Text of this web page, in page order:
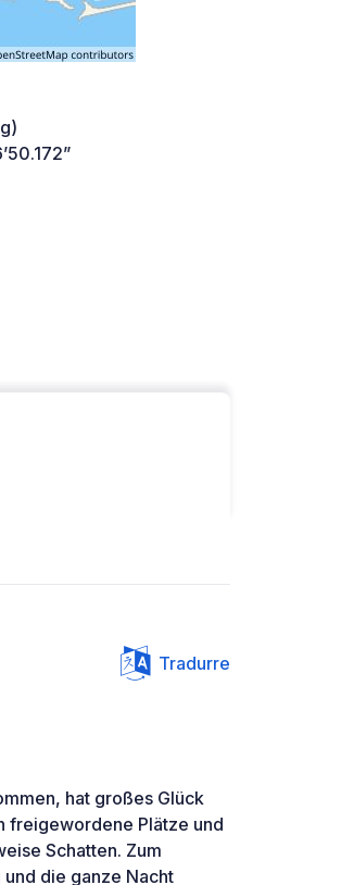
Tradurre
hat großes Glück
freigewordene Plätze und
Schatten. Zum
die ganze Nacht